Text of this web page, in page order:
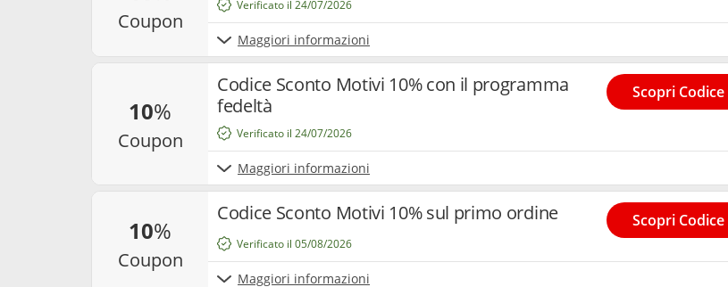
coupon
Maggiori informazioni
Verificato il 24/07/2026
10%
coupon
Codice Sconto Motivi 10% con il programma
fedeltà
Maggiori informazioni
Verificato il 24/07/2026
Scopri Codice
10%
coupon
Codice Sconto Motivi 10% sul primo ordine
Maggiori informazioni
Verificato il 05/08/2026
Scopri Codice